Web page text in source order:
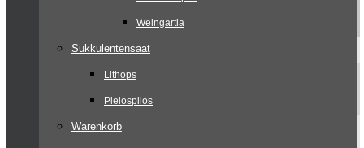
Weingartia
Sukkulentensaat
Lithops
Pleiospilos
Warenkorb